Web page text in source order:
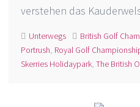
verstehen das
Unterwegs British Golf
Portrush, Royal Golf
Skerries Holidaypark,The British